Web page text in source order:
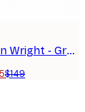
Ferdinand von Wright - Grand Tétras en Parade Toile
$149